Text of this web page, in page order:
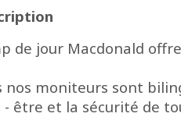
de jour Macdonald
nos moniteurs sont
- être et la sécurité de